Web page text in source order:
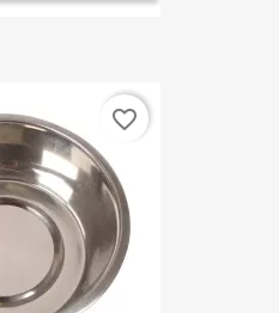
favorite_border